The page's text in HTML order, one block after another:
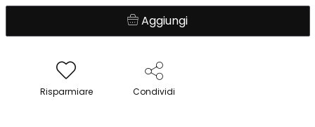
Aggiungi
Risparmiare Condividi